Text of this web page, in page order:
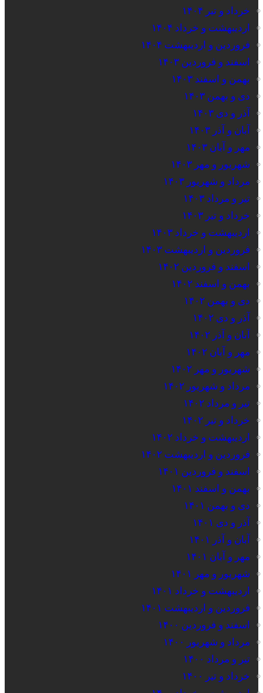
خرداد و تیر ۱۴۰۴
اردیبهشت و خرداد ۱۴۰۴
فروردین و اردیبهشت ۱۴۰۴
اسفند و فروردین ۱۴۰۳
بهمن و اسفند ۱۴۰۳
دی و بهمن ۱۴۰۳
آذر و دی ۱۴۰۳
آبان و آذر ۱۴۰۳
مهر و آبان ۱۴۰۳
شهریور و مهر ۱۴۰۳
مرداد و شهریور ۱۴۰۳
تیر و مرداد ۱۴۰۳
خرداد و تیر ۱۴۰۳
اردیبهشت و خرداد ۱۴۰۳
فروردین و اردیبهشت ۱۴۰۳
اسفند و فروردین ۱۴۰۲
بهمن و اسفند ۱۴۰۲
دی و بهمن ۱۴۰۲
آذر و دی ۱۴۰۲
آبان و آذر ۱۴۰۲
مهر و آبان ۱۴۰۲
شهریور و مهر ۱۴۰۲
مرداد و شهریور ۱۴۰۲
تیر و مرداد ۱۴۰۲
خرداد و تیر ۱۴۰۲
اردیبهشت و خرداد ۱۴۰۲
فروردین و اردیبهشت ۱۴۰۲
اسفند و فروردین ۱۴۰۱
بهمن و اسفند ۱۴۰۱
دی و بهمن ۱۴۰۱
آذر و دی ۱۴۰۱
آبان و آذر ۱۴۰۱
مهر و آبان ۱۴۰۱
شهریور و مهر ۱۴۰۱
اردیبهشت و خرداد ۱۴۰۱
فروردین و اردیبهشت ۱۴۰۱
اسفند و فروردین ۱۴۰۰
مرداد و شهریور ۱۴۰۰
تیر و مرداد ۱۴۰۰
خرداد و تیر ۱۴۰۰